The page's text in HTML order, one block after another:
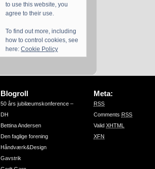
to use this website, you
agree to their use.
To find out more, including
how to control cookies, see
here: Cookie Policy
Blogroll
50 års jubilæumskonference –
DH
Bettina Andersen
Den faglige forening
Håndværk&Design
Gavstrik
Meta:
RSS
Comments RSS
Valid XHTML
XFN